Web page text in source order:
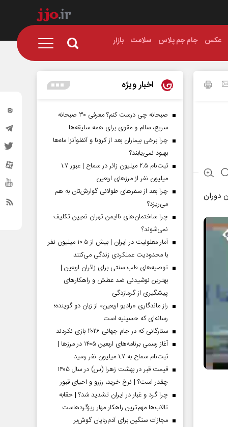
عکس جام جم پلاس سلامت بازار
دوران
اخبار ویژه
صبحانه چی درست کنم؟ معرفی ۳۰ صبحانه
سریع، سالم و مقوی برای همه سلیقه‌ها
چرا برخی بیماران بعد از کرونا و آنفلوآنزا ماه‌ها
بهبود نمی‌یابند؟
ثبت‌نام ۲.۵ میلیون زائر در سماح | عبور ۱.۷
میلیون نفر از مرز‌های اربعین
چرا بعد از سفرهای طولانی گوارش‌تان به هم
می‌ریزد؟
چرا ساختمان‌های ناایمن تهران تعیین تکلیف
نمی‌شوند؟
آمار معلولیت در ایران | بیش از ۱۰.۵ میلیون نفر
با محدودیت عملکردی زندگی می‌کنند
توصیه‌های طب سنتی برای زائران اربعین |
بهترین نوشیدنی ضد عطش و راهکارهای
پیشگیری از گرمازدگی
راز ماندگاری «رادیو اربعین» از زبان دو گوینده؛
رسانه‌ای که حسینیه است
ستارگانی که در جام جهانی ۲۰۲۶ بازی نکردند
آغاز رسمی برنامه‌های اربعین ۱۴۰۵ در مرز‌ها |
ثبت‌نام سماح به ۱.۷ میلیون نفر رسید
قیمت قبر در بهشت زهرا (س) در سال ۱۴۰۵
چقدر است؟ | نرخ خرید، رزرو و احیای قبور
چرا گرد و غبار در ایران تشدید شد؟ | حقابه
تالاب‌ها مهم‌ترین راهکار مهار ریزگردهاست
مجازات سنگین برای آدم‌ربایان گوش‌بر